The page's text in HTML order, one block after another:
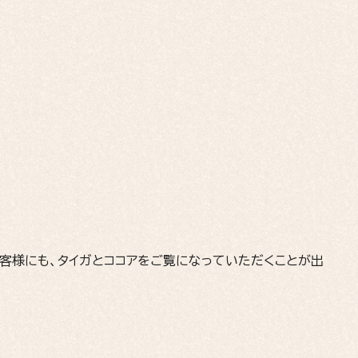
にも、タイガとココアをご覧になっていただくことが出